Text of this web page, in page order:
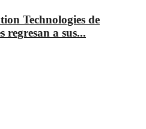
Technologies de
a sus...